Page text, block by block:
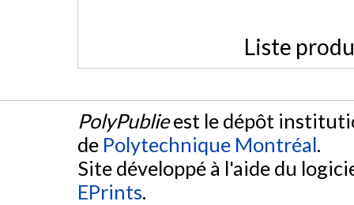
Liste
PolyPublieest le dépôt
de Polytechnique Montréal.
Site développé à l'aide du
EPrints.